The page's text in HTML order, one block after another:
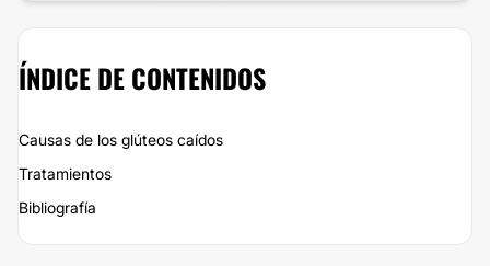
ÍNDICE DE CONTENIDOS
Causas de los glúteos caídos
Tratamientos
Bibliografía